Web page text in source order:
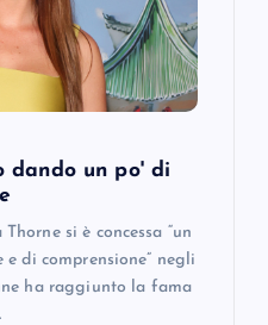
dando un po' di
si è concessa “un
e di comprensione” negli
ha raggiunto la fama